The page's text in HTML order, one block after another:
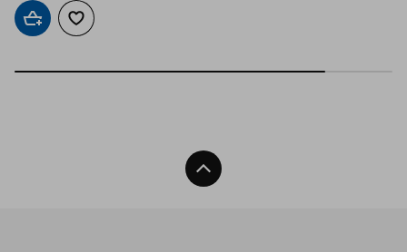
Добави в кошницата
Добави към списъка с любими
Нагоре